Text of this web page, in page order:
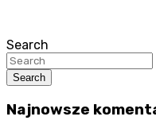
Search
Search
Najnowsze